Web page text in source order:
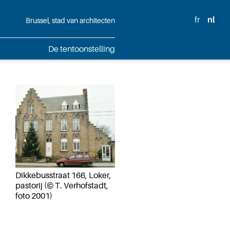
Brussel, stad van architecten
De tentoonstelling
fr nl
Dikkebusstraat 166, Loker,
pastorij (© T. Verhofstadt,
foto 2001)